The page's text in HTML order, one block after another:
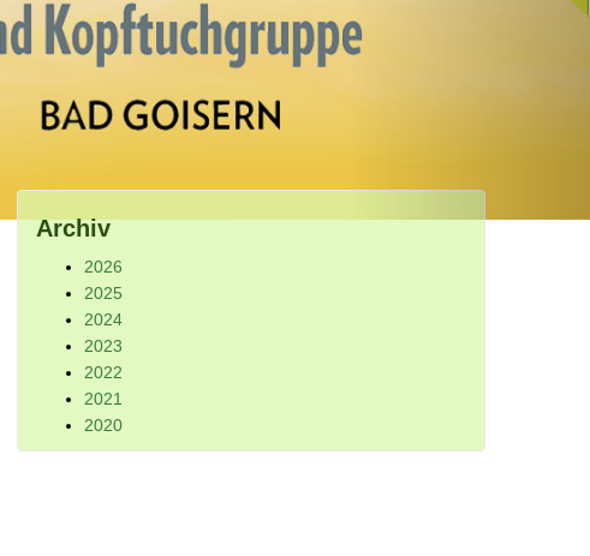
Archiv
2026
2025
2024
2023
2022
2021
2020